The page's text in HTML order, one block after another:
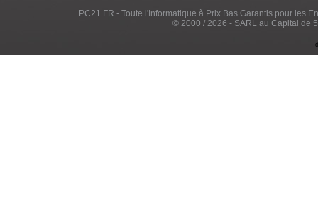
PC21.FR - Toute l'Informatique à Prix Bas Garantis pour les
© 2000 / 2026 - SARL au Capital de